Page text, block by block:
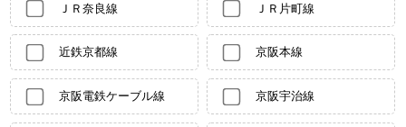
ＪＲ奈良線 ＪＲ片町線
近鉄京都線 京阪本線
京阪電鉄ケーブル線 京阪宇治線